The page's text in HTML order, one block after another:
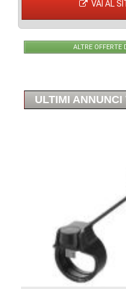
VAI AL
ALTRE OFFERTE
ULTIMI